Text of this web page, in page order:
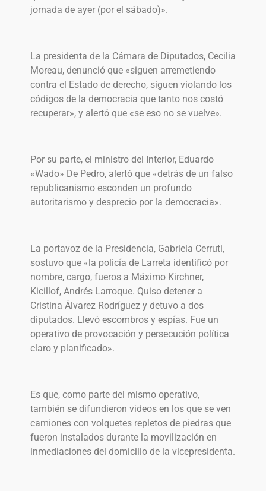
jornada de ayer (por el sábado)».
La presidenta de la Cámara de Diputados, Cecilia
Moreau, denunció que «siguen arremetiendo
contra el Estado de derecho, siguen violando los
códigos de la democracia que tanto nos costó
recuperar», y alertó que «se eso no se vuelve».
Por su parte, el ministro del Interior, Eduardo
«Wado» De Pedro, alertó que «detrás de un falso
republicanismo esconden un profundo
autoritarismo y desprecio por la democracia».
La portavoz de la Presidencia, Gabriela Cerruti,
sostuvo que «la policía de Larreta identificó por
nombre, cargo, fueros a Máximo Kirchner,
Kicillof, Andrés Larroque. Quiso detener a
Cristina Álvarez Rodríguez y detuvo a dos
diputados. Llevó escombros y espías. Fue un
operativo de provocación y persecución política
claro y planificado».
Es que, como parte del mismo operativo,
también se difundieron videos en los que se ven
camiones con volquetes repletos de piedras que
fueron instalados durante la movilización en
inmediaciones del domicilio de la vicepresidenta.